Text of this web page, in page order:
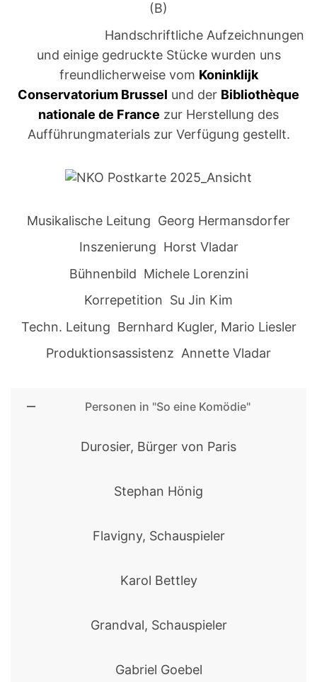
(B)
Handschriftliche Aufzeichnungen
und einige gedruckte Stücke wurden uns
freundlicherweise vom Koninklijk
Conservatorium Brussel und der Bibliothèque
nationale de France zur Herstellung des
Aufführungmaterials zur Verfügung gestellt.
Musikalische Leitung Georg Hermansdorfer
Inszenierung Horst Vladar
Bühnenbild Michele Lorenzini
Korrepetition Su Jin Kim
Techn. Leitung Bernhard Kugler, Mario Liesler
Produktionsassistenz Annette Vladar
Personen in "So eine Komödie"
Durosier, Bürger von Paris
Stephan Hönig
Flavigny, Schauspieler
Karol Bettley
Grandval, Schauspieler
Gabriel Goebel